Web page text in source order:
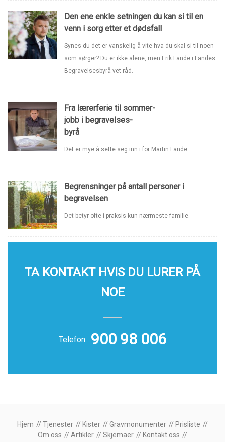
Den ene enkle setningen du kan si til en
venn i sorg etter et dødsfall
Synes du det er vanskelig å vite hva du skal si til noen
som sørger? Du er ikke alene, men Erik Lande i Landes
Begravelsesbyrå vet råd.
Fra lærerferie til sommer-
jobb i begravelses-
byrå
Det er mye å sette seg inn i for Martin Lande.
Begrensninger på antall personer i
begravelsen
Det betyr ofte i praksis kun nærmeste familie.
TA KONTAKT HVIS DU LURER PÅ
NOE
Telefon: 900 98 006
Hjem Tjenester Kister Gravmonumenter
Prisliste
Om oss
Artikler Skjemaer
Kontakt oss